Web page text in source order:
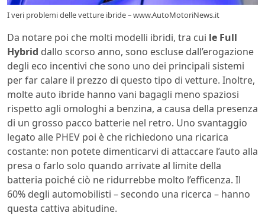
I veri problemi delle vetture ibride – www.AutoMotoriNews.it
Da notare poi che molti modelli ibridi, tra cui le Full
Hybrid dallo scorso anno, sono escluse dall’erogazione
degli eco incentivi che sono uno dei principali sistemi
per far calare il prezzo di questo tipo di vetture. Inoltre,
molte auto ibride hanno vani bagagli meno spaziosi
rispetto agli omologhi a benzina, a causa della presenza
di un grosso pacco batterie nel retro. Uno svantaggio
legato alle PHEV poi è che richiedono una ricarica
costante: non potete dimenticarvi di attaccare l’auto alla
presa o farlo solo quando arrivate al limite della
batteria poiché ciò ne ridurrebbe molto l’efficenza. Il
60% degli automobilisti – secondo una ricerca – hanno
questa cattiva abitudine.